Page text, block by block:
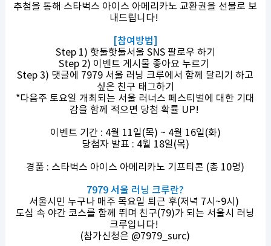
추첨을 통해 스타벅스 아이스 아메리카노 교환권을 선물로 보
내드립니다!
[참여방법]
Step 1) 핫둘핫둘서울 SNS 팔로우 하기
Step 2) 이벤트 게시물 좋아요 누르기
Step 3) 댓글에 7979 서울 러닝 크루에서 함께 달리기 하고
싶은 친구 태그하기
*다음주 토요일 개최되는 서울 러너스 페스티벌에 대한 기대
감을 함께 적으면 당첨 확률 UP!
이벤트 기간 : 4월 11일(목) ~ 4월 16일(화)
당첨자 발표 : 4월 18일(목)
경품 : 스타벅스 아이스 아메리카노 기프티콘 (총 10명)
7979 서울 러닝 크루란?
서울시민 누구나 매주 목요일 퇴근 후(저녁 7시~9시)
도심 속 야간 코스를 함께 뛰며 친구(79)가 되는 서울시 러닝
크루입니다!
(참가신청은 @7979_surc)